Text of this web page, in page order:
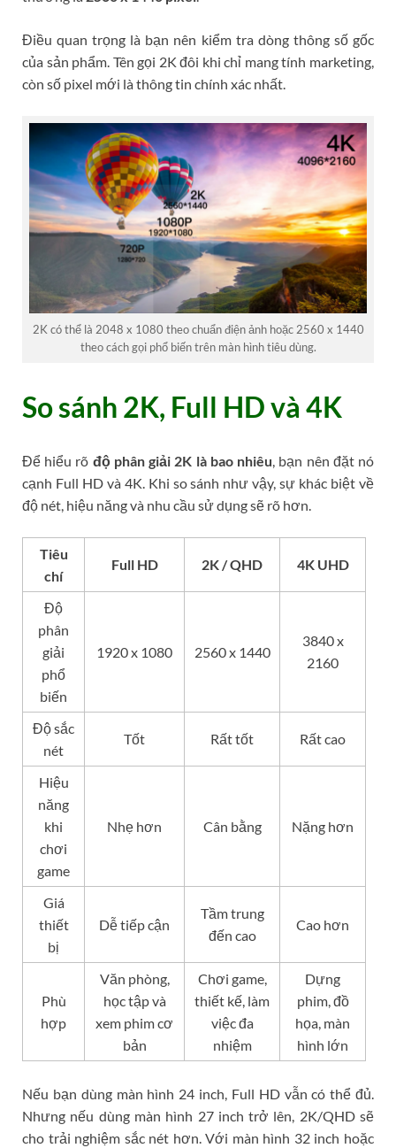
Điều quan trọng là bạn nên kiểm tra dòng thông số gốc
của sản phẩm. Tên gọi 2K đôi khi chỉ mang tính marketing,
còn số pixel mới là thông tin chính xác nhất.
2K có thể là 2048 x 1080 theo chuẩn điện ảnh hoặc 2560 x 1440
theo cách gọi phổ biến trên màn hình tiêu dùng.
So sánh 2K, Full HD và 4K
Để hiểu rõ độ phân giải 2K là bao nhiêu, bạn nên đặt nó
cạnh Full HD và 4K. Khi so sánh như vậy, sự khác biệt về
độ nét, hiệu năng và nhu cầu sử dụng sẽ rõ hơn.
Tiêu
chí
Full HD 2K / QHD 4K UHD
Độ
phân
giải
phổ
biến
1920 x 1080 2560 x 1440
3840 x
2160
Độ sắc
nét
Tốt Rất tốt Rất cao
Hiệu
năng
khi
chơi
game
Nhẹ hơn Cân bằng Nặng hơn
Giá
thiết
bị
Dễ tiếp cận
Tầm trung
đến cao
Cao hơn
Phù
hợp
Văn phòng,
học tập và
xem phim cơ
bản
Chơi game,
thiết kế, làm
việc đa
nhiệm
Dựng
phim, đồ
họa, màn
hình lớn
Nếu bạn dùng màn hình 24 inch, Full HD vẫn có thể đủ.
Nhưng nếu dùng màn hình 27 inch trở lên, 2K/QHD sẽ
cho trải nghiệm sắc nét hơn. Với màn hình 32 inch hoặc